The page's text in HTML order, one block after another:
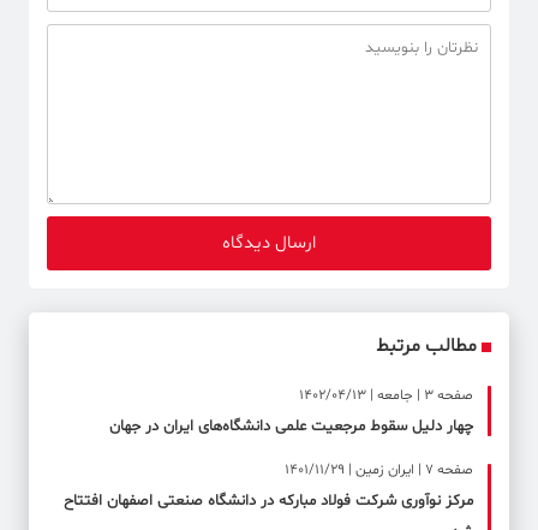
مطالب مرتبط
صفحه ۳ | جامعه | 1402/04/13
چهار دلیل سقوط مرجعیت علمی دانشگاه‌های ایران در جهان
صفحه ۷ | ایران زمین | 1401/11/29
مرکز نوآوری شرکت فولاد مبارکه در دانشگاه صنعتی اصفهان افتتاح